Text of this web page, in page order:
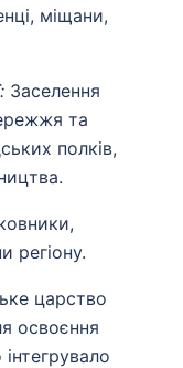
міщани,
Заселення
та
полків,
регіону.
царство
освоєння